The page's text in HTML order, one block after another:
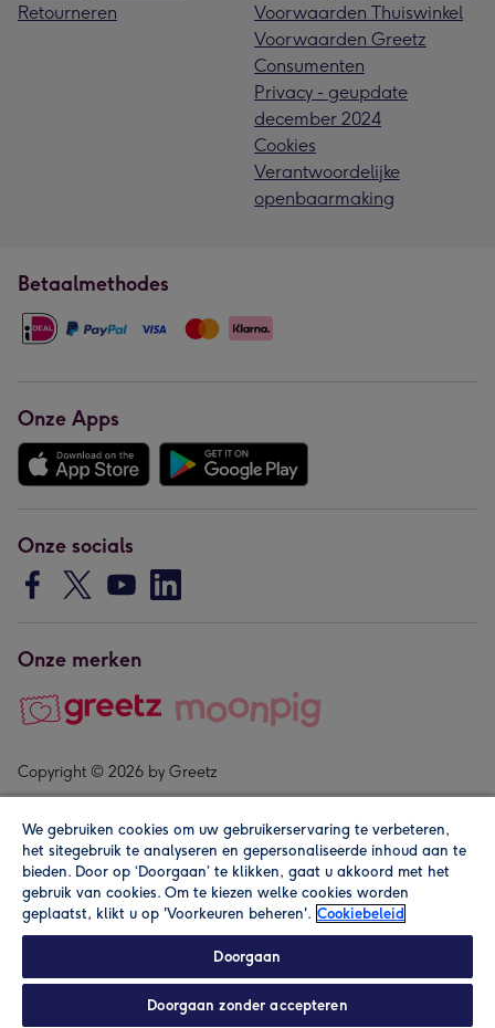
Retourneren
Voorwaarden Thuiswinkel
Voorwaarden Greetz
Consumenten
Privacy - geupdate
december 2024
Cookies
Verantwoordelijke
openbaarmaking
Betaalmethodes
Onze Apps
Onze socials
Onze merken
Copyright © 2026 by Greetz
Alle prijzen zijn inclusief btw en andere heffingen. Lees de
We gebruiken cookies om uw gebruikerservaring te verbeteren,
het sitegebruik te analyseren en gepersonaliseerde inhoud aan te
bieden. Door op ‘Doorgaan’ te klikken, gaat u akkoord met het
gebruik van cookies. Om te kiezen welke cookies worden
geplaatst, klikt u op 'Voorkeuren beheren'. Cookiebeleid
Doorgaan
Doorgaan zonder accepteren